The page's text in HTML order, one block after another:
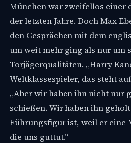
München war zweifellos einer
der letzten Jahre. Doch Max
den Gesprächen mit dem
um weit mehr ging als nur um
Torjägerqualitäten. „Harry
Weltklassespieler, das steht
„Aber wir haben ihn nicht nur
schießen. Wir haben ihn
Führungsfigur ist, weil er eine
die uns guttut.“